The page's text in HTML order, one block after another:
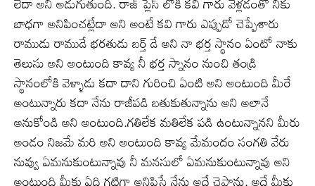
బాధగా అనిపించట్లేదా అని అంటే కవి గారు ఎప్పుడో చెప్పేశారు
రాముడు రాముడే భరతుడు బర్త్ డే అని నా భర్త స్థానం ఏంటో నాకు
తెలుసు అని అంటుంది కావ్య నీ భర్త స్నానం నుంచి తండ్రి
స్థానంలోకి వెళ్ళాడు కదా దాని గురించి ఏంటి అని అంటుంది మీరే
అంటున్నారు కదా నేను రాజీపడి బతుకుతున్నాను అని అలానే
అనుకోండి అని అంటుంది.గతిలేక మతిలేక పడి ఉంటున్నానని మీరు
అండం నిజమే మరి అని అంటుంది కావ్య మేమందం సంగతి వేరు
నువ్వు ఏమనుకుంటున్నావు నీ మనసులో ఏమనుకుంటున్నావు అని